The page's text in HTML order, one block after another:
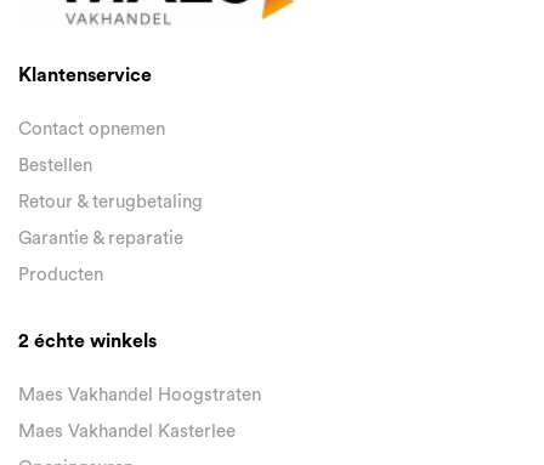
Klantenservice
Contact opnemen
Bestellen
Retour & terugbetaling
Garantie & reparatie
Producten
2 échte winkels
Maes Vakhandel Hoogstraten
Maes Vakhandel Kasterlee